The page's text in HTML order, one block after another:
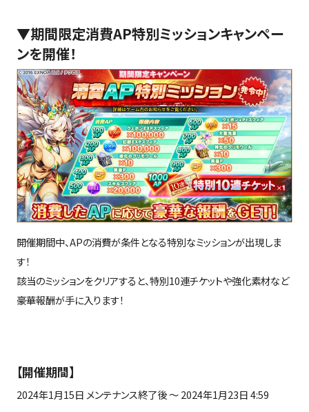
▼期間限定消費AP特別ミッションキャンペー
ンを開催！
開催期間中、APの消費が条件となる特別なミッションが出現しま
す！
該当のミッションをクリアすると、特別10連チケットや強化素材など
豪華報酬が手に入ります！
【開催期間】
2024年1月15日 メンテナンス終了後 ～2024年1月23日4:59